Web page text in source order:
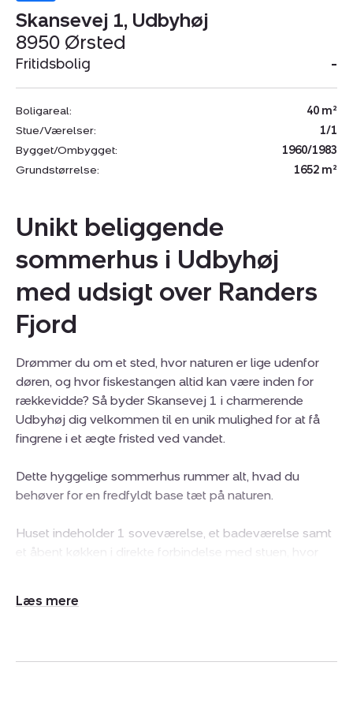
Skansevej 1, Udbyhøj
8950 Ørsted
Fritidsbolig -
Boligareal:
40 m²
Stue/Værelser:
1/1
Bygget/Ombygget:
1960/1983
Grundstørrelse:
1652 m²
Unikt beliggende
sommerhus i Udbyhøj
med udsigt over Randers
Fjord
Drømmer du om et sted, hvor naturen er lige udenfor
døren, og hvor fiskestangen altid kan være inden for
rækkevidde? Så byder Skansevej 1 i charmerende
Udbyhøj dig velkommen til en unik mulighed for at få
fingrene i et ægte fristed ved vandet.
Dette hyggelige sommerhus rummer alt, hvad du
behøver for en fredfyldt base tæt på naturen.
Huset indeholder 1 soveværelse, et badeværelse samt
et åbent køkken i direkte forbindelse med stuen, hvor
og varm stemning på kølige aftener. Fra stuen er der kig